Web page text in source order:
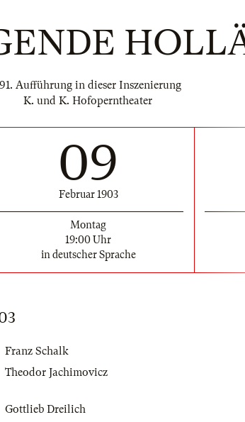
Aufführung in dieser Inszenierung
K. und K. Hofoperntheater
09
Februar 1903
Montag
19:00 Uhr
in deutscher Sprache
Franz Schalk
Theodor Jachimovicz
Gottlieb Dreilich